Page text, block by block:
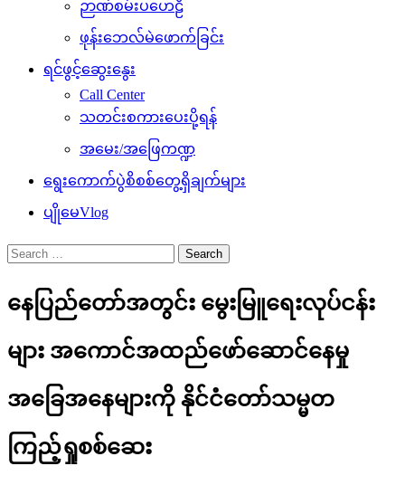
ဉာဏ်စမ်းပဟေဠိ
ဖုန်းဘေလ်မဲဖောက်ခြင်း
ရင်ဖွင့်ဆွေးနွေး
Call Center
သတင်းစကားပေးပို့ရန်
အမေး/အဖြေကဏ္ဍ
ရွေးကောက်ပွဲစိစစ်တွေ့ရှိချက်များ
ပျိုမေVlog
Search
for:
နေပြည်တော်အတွင်း မွေးမြူရေးလုပ်ငန်း
များ အကောင်အထည်ဖော်ဆောင်နေမှု
အခြေအနေများကို နိုင်ငံတော်သမ္မတ
ကြည့်ရှုစစ်ဆေး